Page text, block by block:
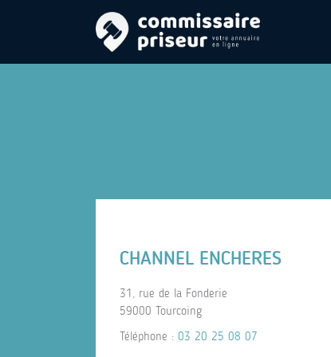
CHANNEL ENCHERES
31, rue de la Fonderie
59000 Tourcoing
Téléphone : 03 20 25 08 07